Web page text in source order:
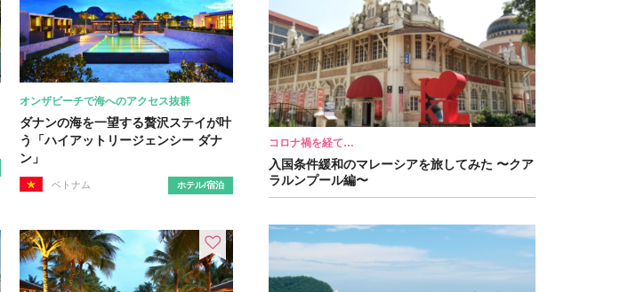
オンザビーチで海へのアクセス抜群
ダナンの海を一望する贅沢ステイが叶
う「ハイアットリージェンシー ダナ
ン」
ベトナム ホテル/宿泊
コロナ禍を経て…
入国条件緩和のマレーシアを旅してみた 〜クア
ラルンプール編〜